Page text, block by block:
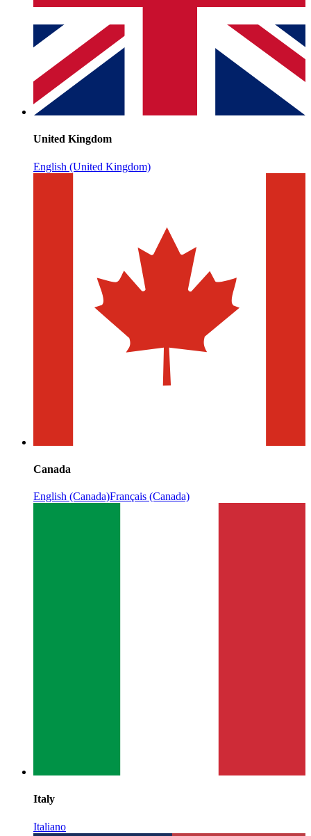
United Kingdom
English (United Kingdom)
Canada
English (Canada)Français (Canada)
Italy
Italiano